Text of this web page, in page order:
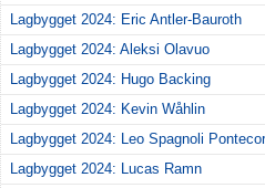
Lagbygget 2024: Eric Antler-Bauroth
Lagbygget 2024: Aleksi Olavuo
Lagbygget 2024: Hugo Backing
Lagbygget 2024: Kevin Wåhlin
Lagbygget 2024: Leo Spagnoli
Lagbygget 2024: Lucas Ramn